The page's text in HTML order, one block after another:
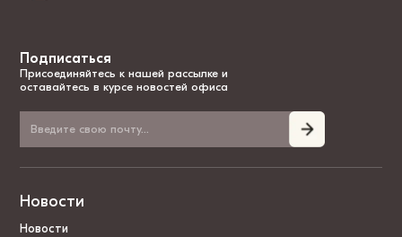
Подписаться
Присоединяйтесь к нашей рассылке и
оставайтесь в курсе новостей офиса
Новости
Новости